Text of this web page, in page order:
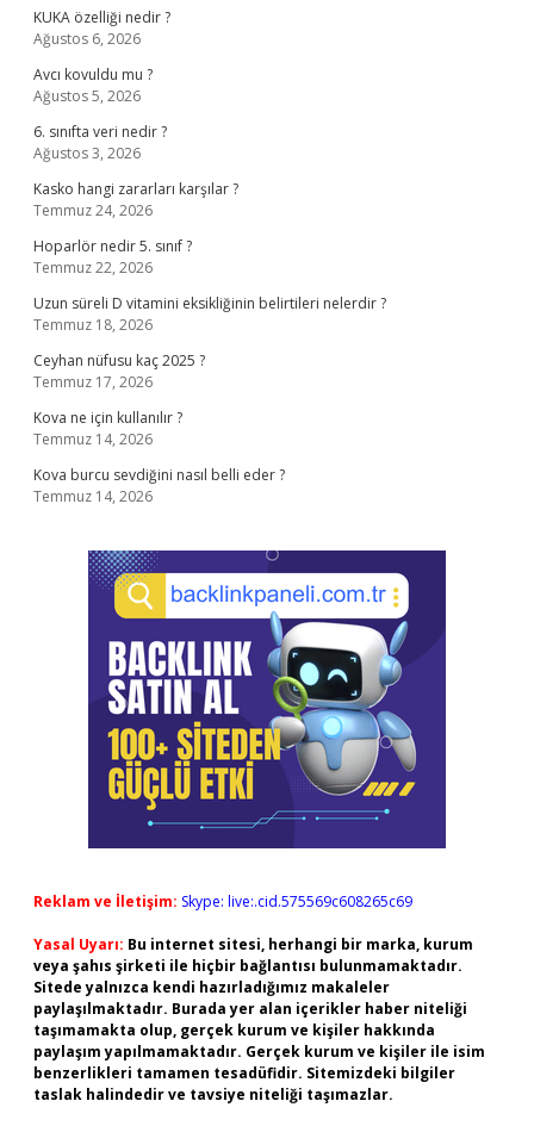
KUKA özelliği nedir ?
Ağustos 6, 2026
Avcı kovuldu mu ?
Ağustos 5, 2026
6. sınıfta veri nedir ?
Ağustos 3, 2026
Kasko hangi zararları karşılar ?
Temmuz 24, 2026
Hoparlör nedir 5. sınıf ?
Temmuz 22, 2026
Uzun süreli D vitamini eksikliğinin belirtileri nelerdir ?
Temmuz 18, 2026
Ceyhan nüfusu kaç 2025 ?
Temmuz 17, 2026
Kova ne için kullanılır ?
Temmuz 14, 2026
Kova burcu sevdiğini nasıl belli eder ?
Temmuz 14, 2026
Reklam ve İletişim: Skype: live:.cid.575569c608265c69
Yasal Uyarı: Bu internet sitesi, herhangi bir marka, kurum
veya şahıs şirketi ile hiçbir bağlantısı bulunmamaktadır.
Sitede yalnızca kendi hazırladığımız makaleler
paylaşılmaktadır. Burada yer alan içerikler haber niteliği
taşımamakta olup, gerçek kurum ve kişiler hakkında
paylaşım yapılmamaktadır. Gerçek kurum ve kişiler ile isim
benzerlikleri tamamen tesadüfidir. Sitemizdeki bilgiler
taslak halindedir ve tavsiye niteliği taşımazlar.